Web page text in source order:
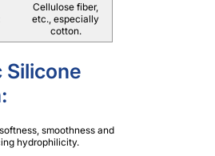
Cellulose fiber,
etc., especially
cotton.
Silicone
smoothness and
hydrophilicity.